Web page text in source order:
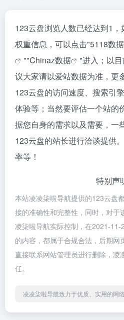
123云盘浏览人数已经达到1
权重信息，可以点击"5118数据
""Chinaz数据
"进入；以
议大家请以爱站数据为准，更
123云盘的访问速度、搜索引
体验等；当然要评估一个站的
据您自身的需求以及需要，一
123云盘的站长进行洽谈提供
率等！
特别声
本站凌凌柒啦导航提供的123云盘
接的准确性和完整性，同时，对于
凌柒啦导航实际控制，在2021-
的内容，都属于合规合法，后期网
直接联系网站管理员进行删除，凌
任。
凌凌柒啦导航致力于优质、实用的网